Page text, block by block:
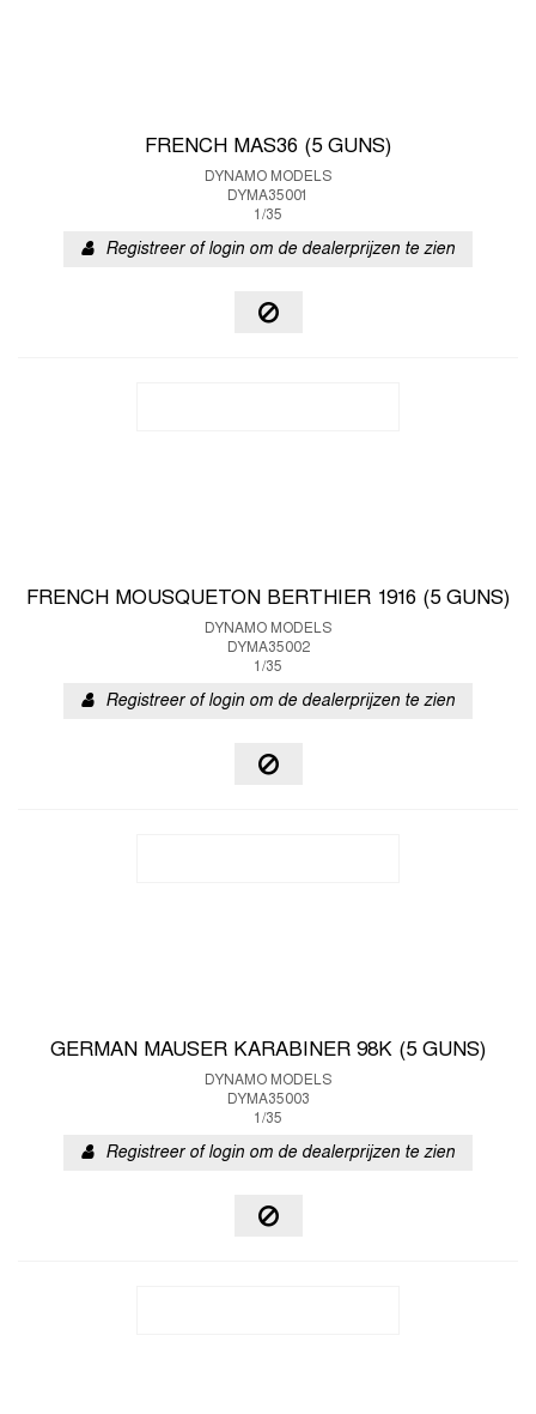
FRENCH MAS36 (5 GUNS)
DYNAMO MODELS
DYMA35001
1/35
Registreer of login om de dealerprijzen te zien
FRENCH MOUSQUETON BERTHIER 1916 (5 GUNS)
DYNAMO MODELS
DYMA35002
1/35
Registreer of login om de dealerprijzen te zien
GERMAN MAUSER KARABINER 98K (5 GUNS)
DYNAMO MODELS
DYMA35003
1/35
Registreer of login om de dealerprijzen te zien